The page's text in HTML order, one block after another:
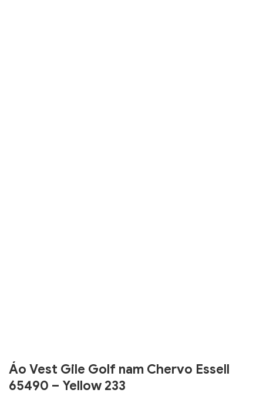
Áo Vest Gile Golf nam Chervo Essell
65490 – Yellow 233